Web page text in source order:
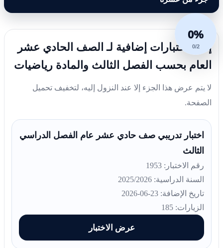
0%
0/2
إليك اختبارات إضافية لـ الصف الحادي عشر
العام بحسب الفصل الثالث والمادة رياضيات
لا يتم عرض هذا الجزء إلا عند النزول إليه، لتخفيف تحميل
الصفحة.
اختبار تدريبي صف حادي عشر عام الفصل الدراسي
الثالث
رقم الاختبار: 1953
السنة الدراسية: 2025/2026
تاريخ الإضافة: 23-06-2026
الزيارات: 185
عرض الاختبار